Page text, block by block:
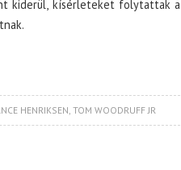
kiderül, kísérleteket folytattak a
HENRIKSEN, TOM WOODRUFF JR